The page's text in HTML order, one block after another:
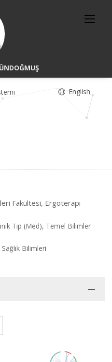
English
Fakültesi, Ergoterapi
Tıp (Med), Temel Bilimler
Sağlık Bilimleri